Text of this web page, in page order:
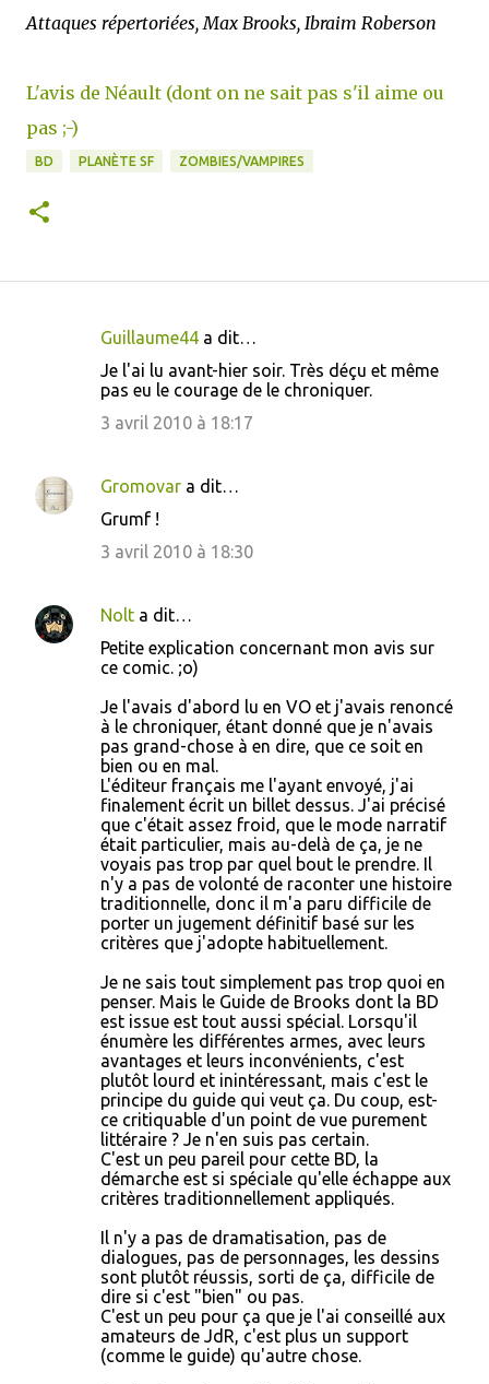
Attaques répertoriées, Max Brooks, Ibraim Roberson
L'avis de Néault (dont on ne sait pas s'il aime ou
pas ;-)
BD PLANÈTE SF ZOMBIES/VAMPIRES
e
n
r
Guillaume44 a dit…
Je l'ai lu avant-hier soir. Très déçu et même
pas eu le courage de le chroniquer.
3 avril 2010 à 18:17
Gromovar a dit…
Grumf !
3 avril 2010 à 18:30
Nolt a dit…
Petite explication concernant mon avis sur
ce comic. ;o)
Je l'avais d'abord lu en VO et j'avais renoncé
à le chroniquer, étant donné que je n'avais
pas grand-chose à en dire, que ce soit en
bien ou en mal.
L'éditeur français me l'ayant envoyé, j'ai
finalement écrit un billet dessus. J'ai précisé
que c'était assez froid, que le mode narratif
était particulier, mais au-delà de ça, je ne
voyais pas trop par quel bout le prendre. Il
n'y a pas de volonté de raconter une histoire
traditionnelle, donc il m'a paru difficile de
porter un jugement définitif basé sur les
critères que j'adopte habituellement.
Je ne sais tout simplement pas trop quoi en
penser. Mais le Guide de Brooks dont la BD
est issue est tout aussi spécial. Lorsqu'il
énumère les différentes armes, avec leurs
avantages et leurs inconvénients, c'est
plutôt lourd et inintéressant, mais c'est le
principe du guide qui veut ça. Du coup, est-
ce critiquable d'un point de vue purement
littéraire ? Je n'en suis pas certain.
C'est un peu pareil pour cette BD, la
démarche est si spéciale qu'elle échappe aux
critères traditionnellement appliqués.
Il n'y a pas de dramatisation, pas de
dialogues, pas de personnages, les dessins
sont plutôt réussis, sorti de ça, difficile de
dire si c'est "bien" ou pas.
C'est un peu pour ça que je l'ai conseillé aux
amateurs de JdR, c'est plus un support
(comme le guide) qu'autre chose.